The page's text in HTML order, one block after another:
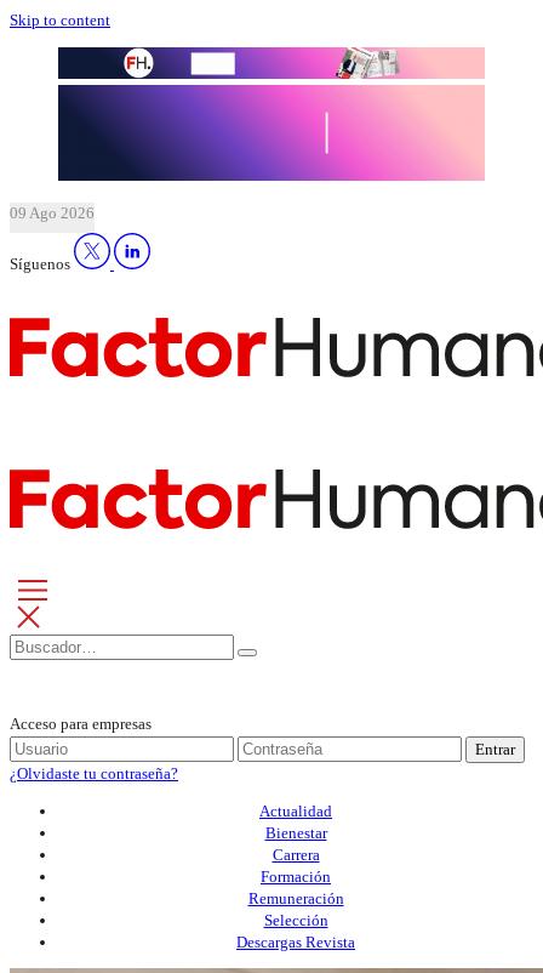
Skip to content
09 Ago 2026
Síguenos
Acceso para empresas
Entrar
¿Olvidaste tu contraseña?
Actualidad
Bienestar
Carrera
Formación
Remuneración
Selección
Descargas Revista